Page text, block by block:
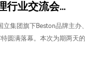
行业交流会...
立集团旗下Beston品牌主
圆满落幕。本次为期两天